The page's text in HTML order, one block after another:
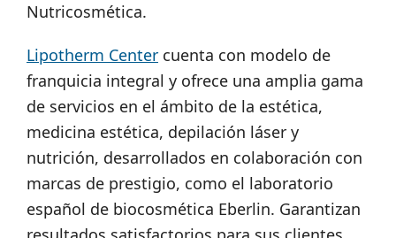
Nutricosmética.
Lipotherm Center cuenta con modelo de
franquicia integral y ofrece una amplia gama
de servicios en el ámbito de la estética,
medicina estética, depilación láser y
nutrición, desarrollados en colaboración con
marcas de prestigio, como el laboratorio
español de biocosmética Eberlin. Garantizan